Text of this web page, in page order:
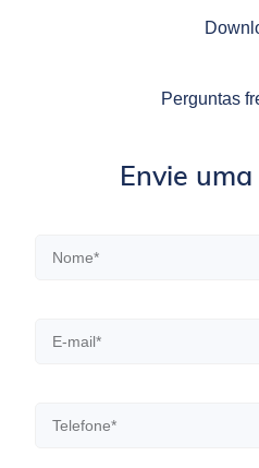
Perguntas
Envie